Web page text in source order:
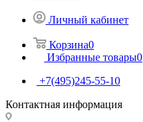
Личный кабинет
Корзина0
Избранные товары0
+7(495)245-55-10
Контактная информация